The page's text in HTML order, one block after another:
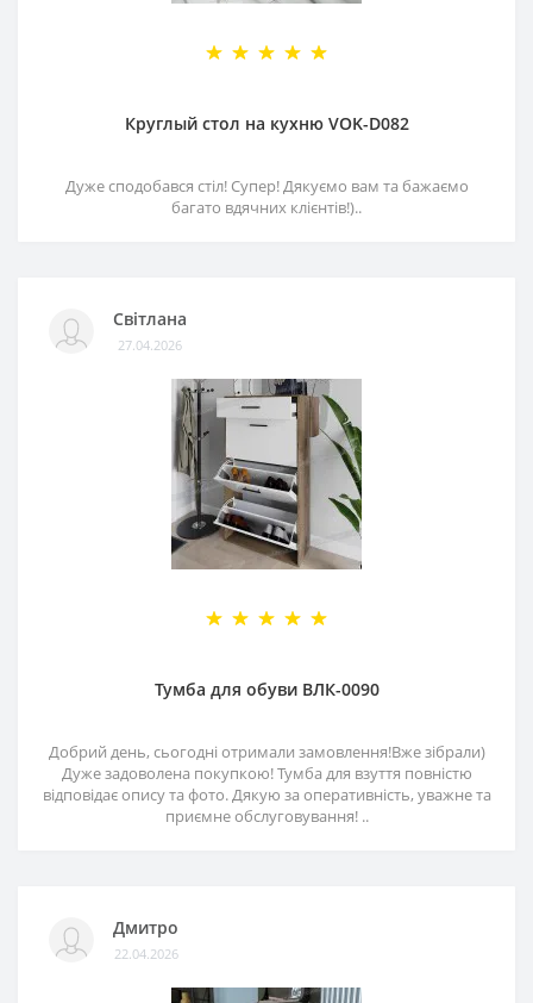
Круглый стол на кухню VOK-D082
Дуже сподобався стіл! Супер! Дякуємо вам та бажаємо
багато вдячних клієнтів!)..
Світлана
27.04.2026
Тумба для обуви ВЛК-0090
Добрий день, сьогодні отримали замовлення!Вже зібрали)
Дуже задоволена покупкою! Тумба для взуття повністю
відповідає опису та фото. Дякую за оперативність, уважне та
приємне обслуговування! ..
Дмитро
22.04.2026